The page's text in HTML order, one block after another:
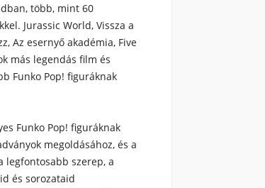
több, mint 60
Jurassic World, Vissza a
Az esernyő akadémia, Five
más legendás film és
Funko Pop! figuráknak
Funko Pop! figuráknak
megoldásához, és a
legfontosabb szerep, a
és sorozataid